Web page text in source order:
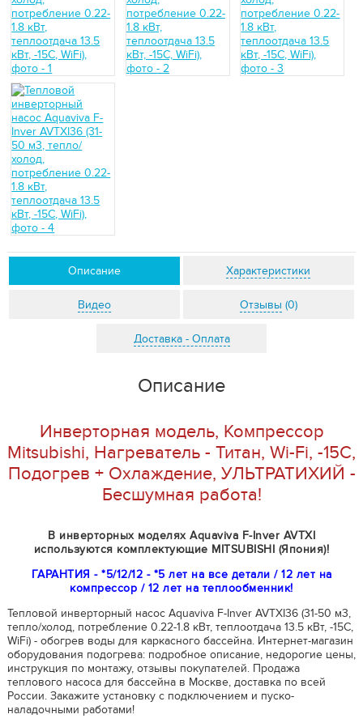
Описание Характеристики
Видео Отзывы (0)
Доставка - Оплата
Описание
Инверторная модель, Компрессор
Mitsubishi, Нагреватель - Титан, Wi-Fi, -15С,
Подогрев + Охлаждение, УЛЬТРАТИХИЙ -
Бесшумная работа!
В инверторных моделях Aquaviva F-Inver AVTXI
используются комплектующие MITSUBISHI (Япония)!
ГАРАНТИЯ - *5/12/12 - *5 лет на все детали / 12 лет на
компрессор / 12 лет на теплообменник!
Тепловой инверторный насос Aquaviva F-Inver AVTXI36 (31-50 м3,
тепло/холод, потребление 0.22-1.8 кВт, теплоотдача 13.5 кВт, -15С,
WiFi) - обогрев воды для каркасного бассейна. Интернет-магазин
оборудования подогрева: подробное описание, недорогие цены,
инструкция по монтажу, отзывы покупателей. Продажа
теплового насоса для бассейна в Москве, доставка по всей
России. Закажите установку с подключением и пуско-
наладочными работами!